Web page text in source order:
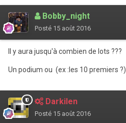
Bobby_night
Posté 15 août 2016
Il y aura jusqu'à combien de lots ???
Un podium ou (ex :les 10 premiers ?)
Darkilen
Posté 15 août 2016